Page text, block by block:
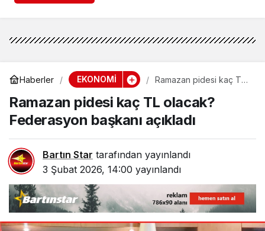
Haberler EKONOMİ
Ramazan pidesi kaç TL
başkanı açıkladı
Ramazan pidesi kaç TL olacak?
Federasyon başkanı açıkladı
Bartın Star tarafından yayınlandı
3 Şubat 2026, 14:00 yayınlandı